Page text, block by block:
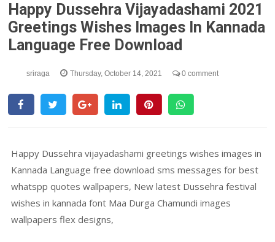
Happy Dussehra Vijayadashami 2021
Greetings Wishes Images In Kannada
Language Free Download
sriraga Thursday, October 14, 2021 0 comment
Happy Dussehra vijayadashami greetings wishes images in
Kannada Language free download sms messages for best
whatspp quotes wallpapers, New latest Dussehra festival
wishes in kannada font Maa Durga Chamundi images
wallpapers flex designs,